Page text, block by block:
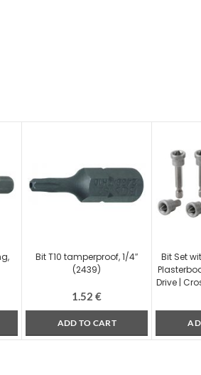
Bit T10 tamperproof, 1/4″
(2439)
1.52€
ADD TO CART
Bit Set
Drive |